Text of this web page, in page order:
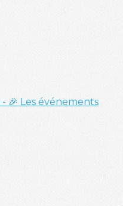
- 🎉 Les événements